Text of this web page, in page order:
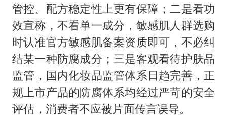
管控、配方稳定性上更有保障；二是看功
效宣称，不看单一成分，敏感肌人群选购
时认准官方敏感肌备案资质即可，不必纠
结某一种防腐成分；三是客观看待护肤品
监管，国内化妆品监管体系日趋完善，正
规上市产品的防腐体系均经过严苛的安全
评估，消费者不应被片面传言误导。